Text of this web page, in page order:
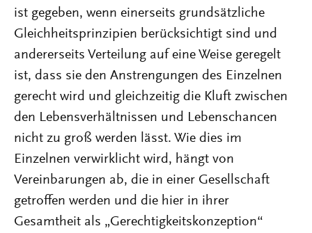
ist gegeben, wenn einerseits grundsätzliche
Gleichheitsprinzipien berücksichtigt sind und
andererseits Verteilung auf eine Weise geregelt
ist, dass sie den Anstrengungen des Einzelnen
gerecht wird und gleichzeitig die Kluft zwischen
den Lebensverhältnissen und Lebenschancen
nicht zu groß werden lässt. Wie dies im
Einzelnen verwirklicht wird, hängt von
Vereinbarungen ab, die in einer Gesellschaft
getroffen werden und die hier in ihrer
Gesamtheit als „Gerechtigkeitskonzeption“